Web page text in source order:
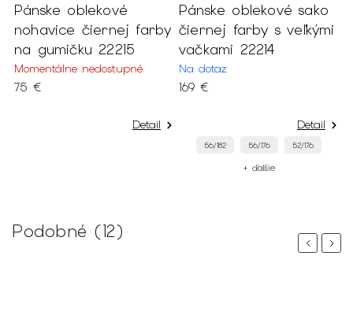
Pánske oblekové
nohavice čiernej farby
na gumičku 22215
Momentálne nedostupné
75 €
Detail
Pánske oblekové sako
čiernej farby s veľkými
vačkami 22214
Na dotaz
169 €
Detail
56/182 56/176 52/176
+ ďalšie
Podobné (12)
PreviousNext